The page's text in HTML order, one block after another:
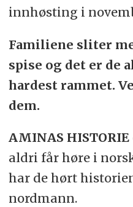
innhøsting i
Familiene sliter
spise og det er de
hardest rammet.
dem.
AMINAS HISTORIE
aldri får høre i
har de hørt
nordmann.